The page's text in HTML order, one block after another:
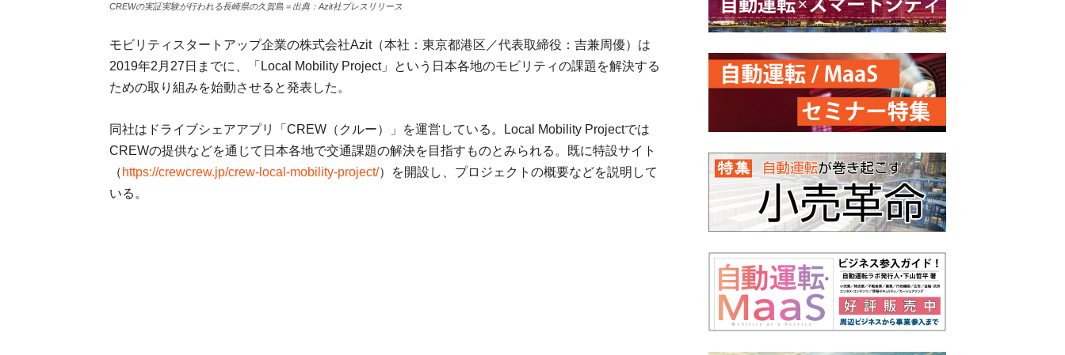
CREWの実証実験が行われる長崎県の久賀島＝出典：Azit社プレスリリース
モビリティスタートアップ企業の株式会社Azit（本社：東京都港区／代表取締役：吉兼周優）は
2019年2月27日までに、「Local Mobility Project」という日本各地のモビリティの課題を解決する
ための取り組みを始動させると発表した。
同社はドライブシェアアプリ「CREW（クルー）」を運営している。Local Mobility Projectでは
CREWの提供などを通じて日本各地で交通課題の解決を目指すものとみられる。既に特設サイト
（ https://crewcrew.jp/crew-local-mobility-project/）を開設し、プロジェクトの概要などを説明して
いる。